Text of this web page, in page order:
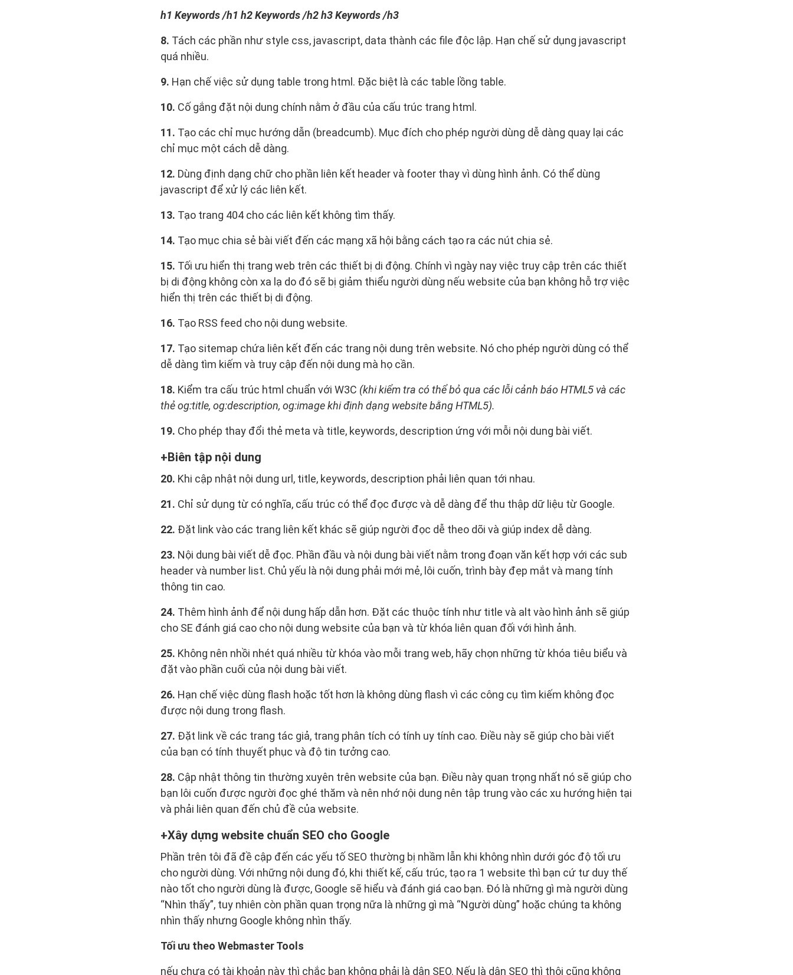
h1 Keywords /h1 h2 Keywords /h2 h3 Keywords /h3
8. Tách các phần như style css, javascript, data thành các file độc lập. Hạn chế sử dụng javascript
quá nhiều.
9. Hạn chế việc sử dụng table trong html. Đặc biệt là các table lồng table.
10. Cố gắng đặt nội dung chính nằm ở đầu của cấu trúc trang html.
11. Tạo các chỉ mục hướng dẫn (breadcumb). Mục đích cho phép người dùng dễ dàng quay lại các
chỉ mục một cách dễ dàng.
12. Dùng định dạng chữ cho phần liên kết header và footer thay vì dùng hình ảnh. Có thể dùng
javascript để xử lý các liên kết.
13. Tạo trang 404 cho các liên kết không tìm thấy.
14. Tạo mục chia sẻ bài viết đến các mạng xã hội bằng cách tạo ra các nút chia sẻ.
15. Tối ưu hiển thị trang web trên các thiết bị di động. Chính vì ngày nay việc truy cập trên các thiết
bị di động không còn xa lạ do đó sẽ bị giảm thiểu người dùng nếu website của bạn không hỗ trợ việc
hiển thị trên các thiết bị di động.
16. Tạo RSS feed cho nội dung website.
17. Tạo sitemap chứa liên kết đến các trang nội dung trên website. Nó cho phép người dùng có thể
dễ dàng tìm kiếm và truy cập đến nội dung mà họ cần.
18. Kiểm tra cấu trúc html chuẩn với W3C (khi kiểm tra có thể bỏ qua các lỗi cảnh báo HTML5 và các
thẻ og:title, og:description, og:image khi định dạng website bằng HTML5).
19. Cho phép thay đổi thẻ meta và title, keywords, description ứng với mỗi nội dung bài viết.
Biên tập nội dung
20. Khi cập nhật nội dung url, title, keywords, description phải liên quan tới nhau.
21. Chỉ sử dụng từ có nghĩa, cấu trúc có thể đọc được và dễ dàng để thu thập dữ liệu từ Google.
22. Đặt link vào các trang liên kết khác sẽ giúp người đọc dễ theo dõi và giúp index dễ dàng.
23. Nội dung bài viết dễ đọc. Phần đầu và nội dung bài viết nằm trong đoạn văn kết hợp với các sub
header và number list. Chủ yếu là nội dung phải mới mẻ, lôi cuốn, trình bày đẹp mắt và mang tính
thông tin cao.
24. Thêm hình ảnh để nội dung hấp dẫn hơn. Đặt các thuộc tính như title và alt vào hình ảnh sẽ giúp
cho SE đánh giá cao cho nội dung website của bạn và từ khóa liên quan đối với hình ảnh.
25. Không nên nhồi nhét quá nhiều từ khóa vào mỗi trang web, hãy chọn những từ khóa tiêu biểu và
đặt vào phần cuối của nội dung bài viết.
26. Hạn chế việc dùng flash hoặc tốt hơn là không dùng flash vì các công cụ tìm kiếm không đọc
được nội dung trong flash.
27. Đặt link về các trang tác giả, trang phân tích có tính uy tính cao. Điều này sẽ giúp cho bài viết
của bạn có tính thuyết phục và độ tin tưởng cao.
28. Cập nhật thông tin thường xuyên trên website của bạn. Điều này quan trọng nhất nó sẽ giúp cho
bạn lôi cuốn được người đọc ghé thăm và nên nhớ nội dung nên tập trung vào các xu hướng hiện tại
và phải liên quan đến chủ đề của website.
Xây dựng website chuẩn SEO cho Google
Phần trên tôi đã đề cập đến các yếu tố SEO thường bị nhầm lẫn khi không nhìn dưới góc độ tối ưu
cho người dùng. Với những nội dung đó, khi thiết kế, cấu trúc, tạo ra 1 website thì bạn cứ tư duy thế
nào tốt cho người dùng là được, Google sẽ hiểu và đánh giá cao bạn. Đó là những gì mà người dùng
“Nhìn thấy”, tuy nhiên còn phần quan trọng nữa là những gì mà “Người dùng” hoặc chúng ta không
nhìn thấy nhưng Google không nhìn thấy.
Tối ưu theo Webmaster Tools
nếu chưa có tài khoản này thì chắc bạn không phải là dân SEO. Nếu là dân SEO thì thôi cũng không